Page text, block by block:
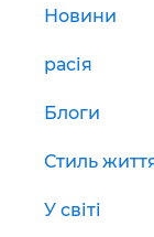
Новини
расія
Блоги
Стиль
У світі